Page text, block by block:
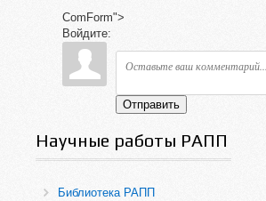
ComForm">
Войдите:
Отправить
Научные работы РАПП
Библиотека РАПП